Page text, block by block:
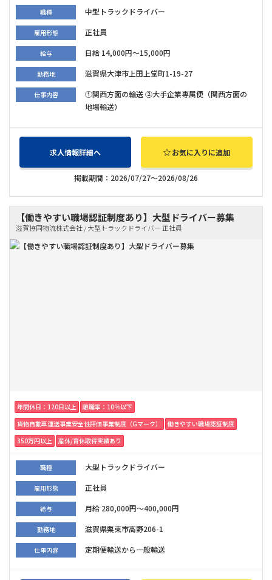
職種 中型トラックドライバー
雇用形態 正社員
給与 日給 14,000円～15,000円
勤務地 滋賀県大津市上田上堂町1-19-27
仕事内容
①関西方面の輸送 ②大手企業専属便（関西方面の
地場輸送）
求人情報詳細へ お気に入りに追加
掲載期間：2026/07/27～2026/08/26
【働きやすい職場認証制度あり】大型ドライバー募集
滋賀協同物流株式会社 / 大型トラックドライバー 正社員
年間休日：120日以上
離職率：10％以下
貨物自動車運送事業安全性評価事業制度（Gマーク）
働きやすい職場認証制度
350万円以上
産休/育休取得実績あり
職種 大型トラックドライバー
雇用形態 正社員
給与 月給 280,000円～400,000円
勤務地 滋賀県栗東市高野206-1
仕事内容 定期便輸送から一般輸送